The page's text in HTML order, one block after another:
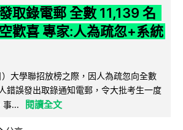
取錄電郵 全數 11,139 名
歡喜 專家:人為疏忽+系統
大學聯招放榜之際，因人為疏忽向全數
錯誤發出取錄通知電郵，令大批考生一度
事...
閱讀全文